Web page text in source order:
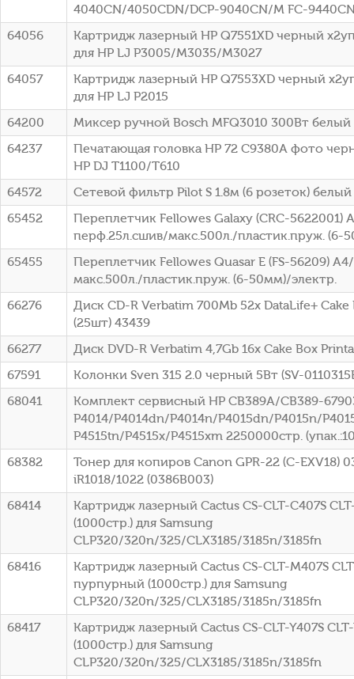
4040CN/4050CDN/DCP-9040CN/M FC-
64056
Картридж лазерный HP Q7551XD черный
для HP LJ P3005/M3035/M3027
64057
Картридж лазерный HP Q7553XD черный
для HP LJ P2015
64200
Миксер ручной Bosch MFQ3010 300Вт белый
64237
Печатающая головка HP 72 C9380A фото
HP DJ T1100/T610
64572
Сетевой фильтр Pilot S 1.8м (6 розеток)
65452
Переплетчик Fellowes Galaxy (CRC-5622001)
перф.25л.сшив/макс.500л./пластик.пруж. (6-
65455
Переплетчик Fellowes Quasar E (FS-56209)
макс.500л./пластик.пруж. (6-50мм)/электр.
66276
Диск CD-R Verbatim 700Mb 52x DataLife+ Cake
(25шт) 43439
66277
Диск DVD-R Verbatim 4,7Gb 16x Cake Box
67591
Колонки Sven 315 2.0 черный 5Вт (SV-
68041
Комплект сервисный HP CB389A/CB389-
P4014/P4014dn/P4014n/P4015dn/P4015n/
P4515tn/P4515x/P4515xm 2250000стр.
68382
Тонер для копиров Canon GPR-22 (C-EXV18)
iR1018/1022 (0386B003)
68414
Картридж лазерный Cactus CS-CLT-C407S
(1000стр.) для Samsung
CLP320/320n/325/CLX3185/3185n/3185fn
68416
Картридж лазерный Cactus CS-CLT-M407S
пурпурный (1000стр.) для Samsung
CLP320/320n/325/CLX3185/3185n/3185fn
68417
Картридж лазерный Cactus CS-CLT-Y407S
(1000стр.) для Samsung
CLP320/320n/325/CLX3185/3185n/3185fn